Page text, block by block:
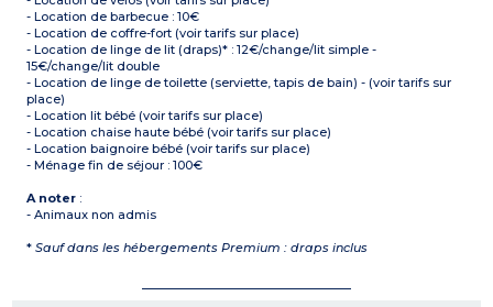
- Location de barbecue : 10€
- Location de coffre-fort (voir tarifs sur place)
- Location de linge de lit (draps)* : 12€/change/lit simple -
15€/change/lit double
- Location de linge de toilette (serviette, tapis de bain) - (voir tarifs sur
place)
- Location lit bébé (voir tarifs sur place)
- Location chaise haute bébé (voir tarifs sur place)
- Location baignoire bébé (voir tarifs sur place)
- Ménage fin de séjour : 100€
A noter :
- Animaux non admis
*Sauf dans les hébergements Premium : draps inclus